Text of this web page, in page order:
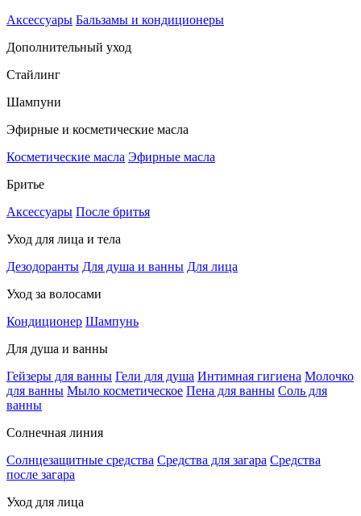
Аксессуары Бальзамы и кондиционеры
Дополнительный уход
Стайлинг
Шампуни
Эфирные и косметические масла
Косметические масла Эфирные масла
Бритье
Аксессуары После бритья
Уход для лица и тела
Дезодоранты Для душа и ванны Для лица
Уход за волосами
Кондиционер Шампунь
Для душа и ванны
Гейзеры для ванны Гели для душа Интимная гигиена Молочко
для ванны Мыло косметическое Пена для ванны Соль для
ванны
Солнечная линия
Солнцезащитные средства Средства для загара Средства
после загара
Уход для лица